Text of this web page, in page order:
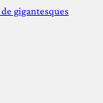
gigantesques